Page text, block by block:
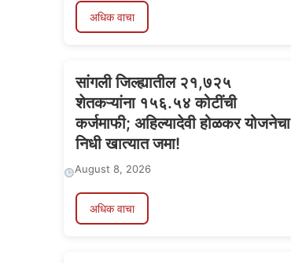
अधिक वाचा
सांगली जिल्ह्यातील २१,७२५
शेतकऱ्यांना १५६.५४ कोटींची
कर्जमाफी; अहिल्यादेवी होळकर योजनेचा
निधी खात्यात जमा!
August 8, 2026
अधिक वाचा